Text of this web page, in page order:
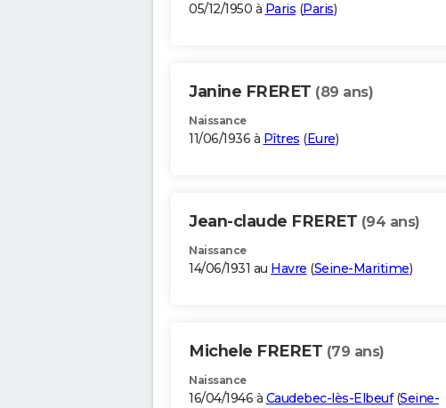
05/12/1950 à Paris (Paris)
Janine FRERET (89 ans)
Naissance
11/06/1936 à Pîtres (Eure)
Jean-claude FRERET (94 ans)
Naissance
14/06/1931 au Havre (Seine-Maritime)
Michele FRERET (79 ans)
Naissance
16/04/1946 à Caudebec-lès-Elbeuf(Seine-